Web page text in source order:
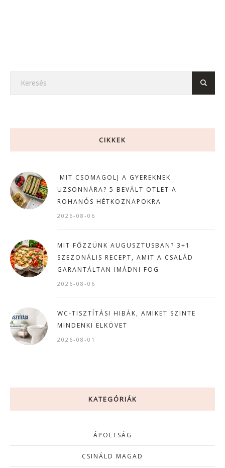
CIKKEK
MIT CSOMAGOLJ A GYEREKNEK
UZSONNÁRA? 5 BEVÁLT ÖTLET A
ROHANÓS HÉTKÖZNAPOKRA
2026-08-06
MIT FŐZZÜNK AUGUSZTUSBAN? 3+1
SZEZONÁLIS RECEPT, AMIT A CSALÁD
GARANTÁLTAN IMÁDNI FOG
2026-08-06
WC-TISZTÍTÁSI HIBÁK, AMIKET SZINTE
MINDENKI ELKÖVET
2026-08-01
KATEGÓRIÁK
ÁPOLTSÁG
CSINÁLD MAGAD